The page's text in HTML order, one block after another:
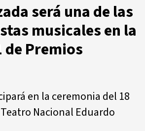
será una de las
musicales en la
Premios
en la ceremonia del 18
Nacional Eduardo